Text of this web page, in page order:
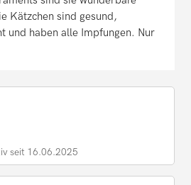
Kätzchen sind gesund,
und haben alle Impfungen. Nur
seit 16.06.2025